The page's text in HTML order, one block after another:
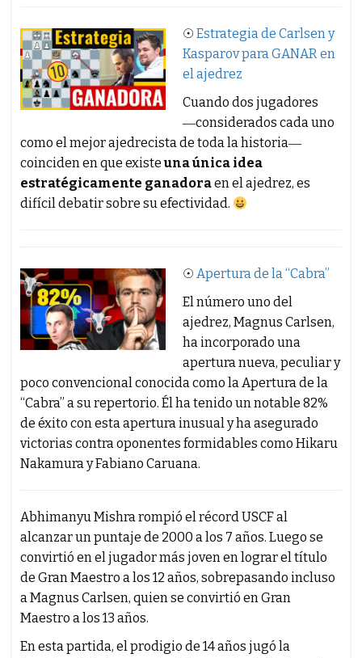
☉ Estrategia de Carlsen y
Kasparov para GANAR en
el ajedrez
Cuando dos jugadores
―considerados cada uno
como el mejor ajedrecista de toda la historia―
coinciden en que existe una única idea
estratégicamente ganadoraen el ajedrez, es
difícil debatir sobre su efectividad.
☉ Apertura de la “Cabra”
El número uno del
ajedrez, Magnus Carlsen,
ha incorporado una
apertura nueva, peculiar y
poco convencional conocida como la Apertura de la
“Cabra” a su repertorio. Él ha tenido un notable 82%
de éxito con esta apertura inusual y ha asegurado
victorias contra oponentes formidables como Hikaru
Nakamura y Fabiano Caruana.
Abhimanyu Mishra rompió el récord USCF al
alcanzar un puntaje de 2000 a los 7 años. Luego se
convirtió en el jugador más joven en lograr el título
de Gran Maestro a los 12 años, sobrepasando incluso
a Magnus Carlsen, quien se convirtió en Gran
Maestro a los 13 años.
En esta partida, el prodigio de 14 años jugó la